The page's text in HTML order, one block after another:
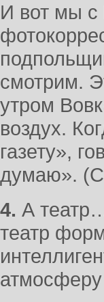
И вот мы с
смотрим.
утром
воздух.
газету»,
думаю».
4. А
театр
атмосферу